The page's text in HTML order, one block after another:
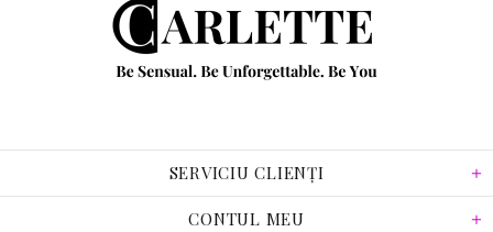
SERVICIU CLIENȚI
CONTUL MEU